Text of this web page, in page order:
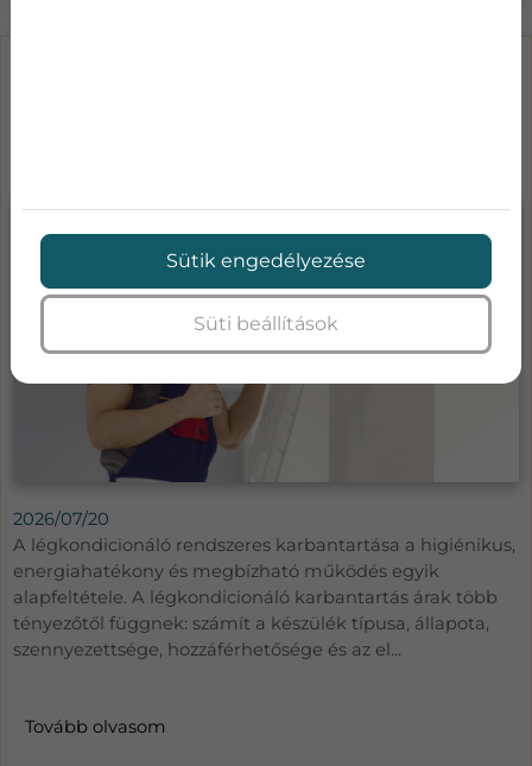
2026/07/20
A légkondicionáló rendszeres karbantartása a higiénikus,
energiahatékony és megbízható működés egyik
alapfeltétele. A légkondicionáló karbantartás árak több
tényezőtől függnek: számít a készülék típusa, állapota,
szennyezettsége, hozzáférhetősége és az el...
Tovább olvasom
Sütik engedélyezése
Süti beállítások